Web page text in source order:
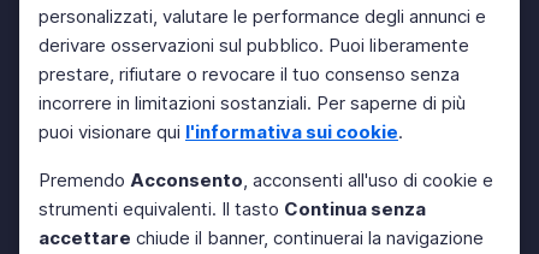
personalizzati, valutare le performance degli annunci e
derivare osservazioni sul pubblico. Puoi liberamente
prestare, rifiutare o revocare il tuo consenso senza
incorrere in limitazioni sostanziali. Per saperne di più
puoi visionare qui l'informativa sui cookie.
Premendo Acconsento, acconsenti all'uso di cookie e
strumenti equivalenti. Il tasto Continua senza
accettare chiude il banner, continuerai la navigazione